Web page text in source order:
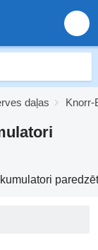
daļas Knorr-